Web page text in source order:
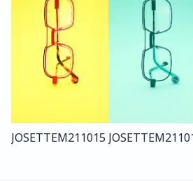
JOSETTEM211015 JOSETTEM211